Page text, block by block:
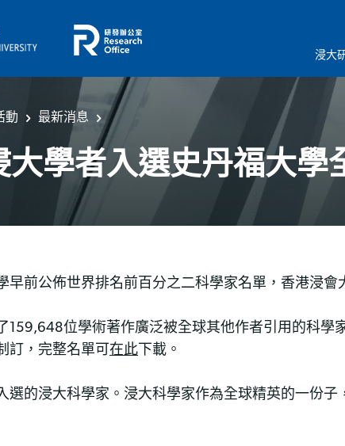
浸大
動 最新消息
學者入選史丹福大
早前公佈世界排名前百分之二科學家名單，香港浸會
159,648位學術著作廣泛被全球其他作者引用的科
訂，完整名單可在此 下載。
選的浸大科學家。浸大科學家作為全球精英的一份子